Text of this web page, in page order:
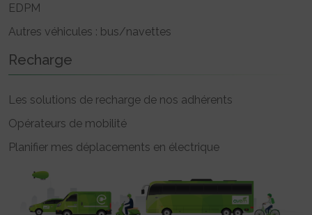
EDPM
Autres véhicules : bus/navettes
Recharge
Les solutions de recharge de nos adhérents
Opérateurs de mobilité
Planifier mes déplacements en électrique